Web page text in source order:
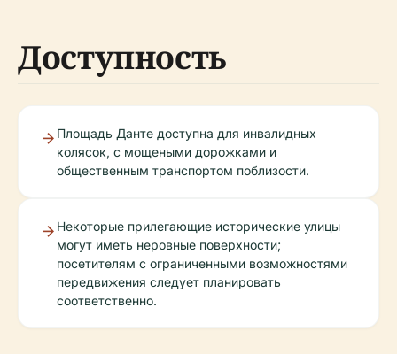
Доступность
Площадь Данте доступна для инвалидных
колясок, с мощеными дорожками и
общественным транспортом поблизости.
Некоторые прилегающие исторические улицы
могут иметь неровные поверхности;
посетителям с ограниченными возможностями
передвижения следует планировать
соответственно.